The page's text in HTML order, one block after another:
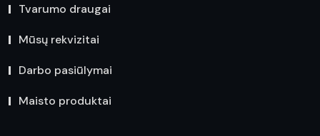
Tvarumo draugai
Mūsų rekvizitai
Darbo pasiūlymai
Maisto produktai